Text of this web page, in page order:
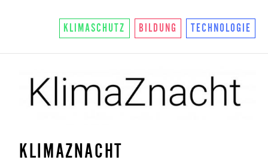
KLIMASCHUTZ BILDUNG TECHNOLOGIE
KLIMAZNACHT